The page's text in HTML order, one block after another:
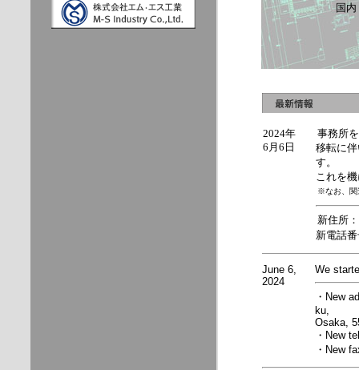
国内
2024年
6月6日
事務所
移転に
す。
これを
※なお、関
新住所
新電話
June 6,
2024
We
・New
ku,
Osaka,
・New
・New